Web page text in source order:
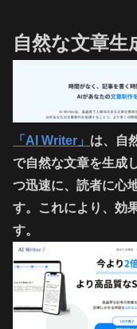
自然な文章生
「AI Writer」 は、自
で自然な文章を生成
つ迅速に、読者に心
す。これにより、効
す。